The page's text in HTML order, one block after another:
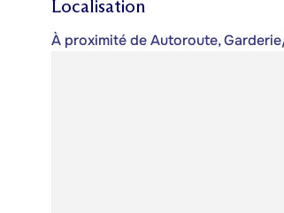
Localisation
À proximité de Autoroute,